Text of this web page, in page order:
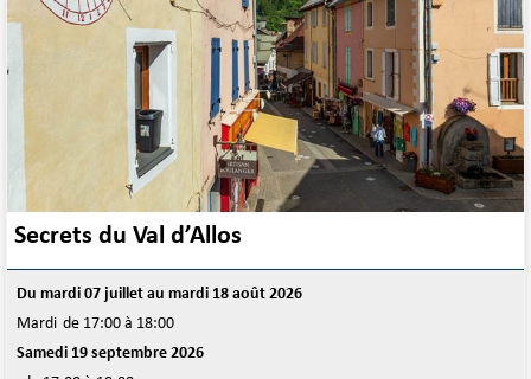
Secrets du Val d’Allos
Du mardi 07 juillet au mardi 18 août 2026
Mardi de 17:00 à 18:00
Samedi 19 septembre 2026